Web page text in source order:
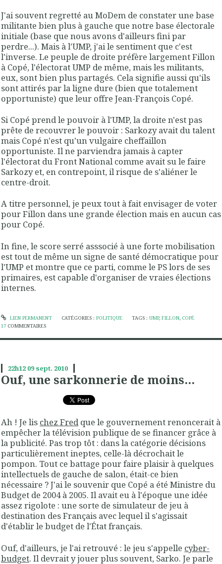
J'ai souvent regretté au MoDem de constater une base
militante bien plus à gauche que notre base électorale
initiale (base que nous avons d'ailleurs fini par
perdre...). Mais à l'UMP, j'ai le sentiment que c'est
l'inverse. Le peuple de droite préfère largement Fillon
à Copé, l'électorat UMP de même, mais les militants,
eux, sont bien plus partagés. Cela signifie aussi qu'ils
sont attirés par la ligne dure (bien que totalement
opportuniste) que leur offre Jean-François Copé.
Si Copé prend le pouvoir à l'UMP, la droite n'est pas
prête de recouvrer le pouvoir : Sarkozy avait du talent
mais Copé n'est qu'un vulgaire cheffaillon
opportuniste. Il ne parviendra jamais à capter
l'électorat du Front National comme avait su le faire
Sarkozy et, en contrepoint, il risque de s'aliéner le
centre-droit.
A titre personnel, je peux tout à fait envisager de voter
pour Fillon dans une grande élection mais en aucun cas
pour Copé.
In fine, le score serré asssocié à une forte mobilisation
est tout de même un signe de santé démocratique pour
l'UMP et montre que ce parti, comme le PS lors de ses
primaires, est capable d'organiser de vraies élections
internes.
LIEN PERMANENT CATÉGORIES : POLITIQUE TAGS :UMP,FILLON, COPÉ
17 COMMENTAIRES
22h12 09 sept. 2010
Ouf, une sarkonnerie de moins...
Ah ! Je lis chez Fred que le gouvernement renoncerait à
empêcher la télévision publique de se financer grâce à
la publicité. Pas trop tôt : dans la catégorie décisions
particulièrement ineptes, celle-là décrochait le
pompon. Tout ce battage pour faire plaisir à quelques
intellectuels de gauche de salon, était-ce bien
nécessaire ? J'ai le souvenir que Copé a été Ministre du
Budget de 2004 à 2005. Il avait eu à l'époque une idée
assez rigolote : une sorte de simulateur de jeu à
destination des Français avec lequel il s'agissait
d'établir le budget de l'État français.
Ouf, d'ailleurs, je l'ai retrouvé : le jeu s'appelle cyber-
budget. Il devrait y jouer plus souvent, Sarko. Je parle